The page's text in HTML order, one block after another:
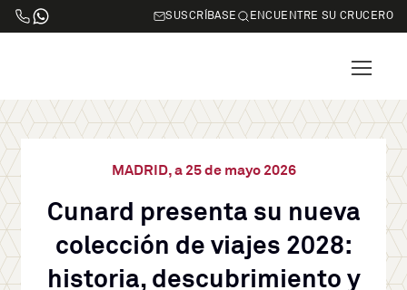
SUSCRÍBASE ENCUENTRE SU CRUCERO
MADRID, a 25 de mayo 2026
Cunard presenta su nueva
colección de viajes 2028:
historia, descubrimiento y